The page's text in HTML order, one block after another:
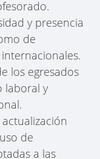
y presencia
de
los egresados
laboral y
actualización
de
a las